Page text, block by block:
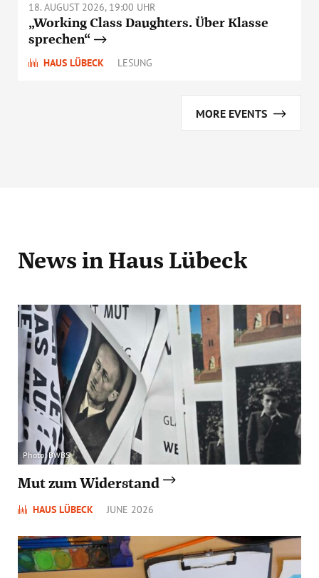
18. AUGUST 2026, 19:00 UHR
„Working Class Daughters. Über Klasse
sprechen“
HAUS LÜBECK LESUNG
MORE EVENTS
News in Haus Lübeck
Photo: BWBS
Mut zum Widerstand
HAUS LÜBECK JUNE 2026